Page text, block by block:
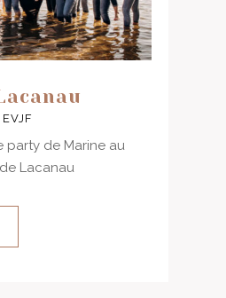
EVJF
party de Marine au
Lacanau